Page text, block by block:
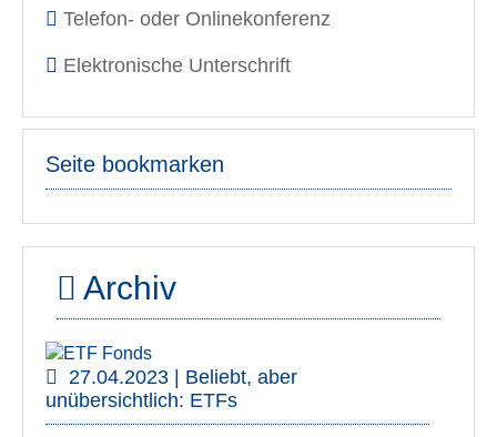
Telefon- oder Onlinekonferenz
Elektronische Unterschrift
Seite bookmarken
Archiv
27.04.2023 | Beliebt, aber
unübersichtlich: ETFs